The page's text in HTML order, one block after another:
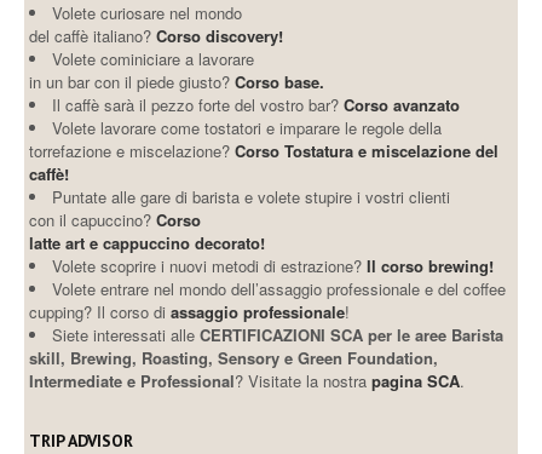
Volete curiosare nel mondo
del caffè italiano? Corso discovery!
Volete cominiciare a lavorare
in un bar con il piede giusto? Corso base.
Il caffè sarà il pezzo forte del vostro bar?Corso avanzato
Volete lavorare come tostatori e imparare le regole della
torrefazione e miscelazione?Corso Tostatura e miscelazione del
caffè!
Puntate alle gare di barista e volete stupire i vostri clienti
con il capuccino?Corso
latte art e cappuccino decorato!
Volete scoprire i nuovi metodi di estrazione?Il corso brewing!
Volete entrare nel mondo dell’assaggio professionale e del coffee
cupping? Il corso diassaggio professionale!
Siete interessati alleCERTIFICAZIONI SCA per le aree Barista
skill, Brewing, Roasting, Sensory e Green Foundation,
Intermediate e Professional? Visitate la nostrapagina SCA.
TRIP ADVISOR